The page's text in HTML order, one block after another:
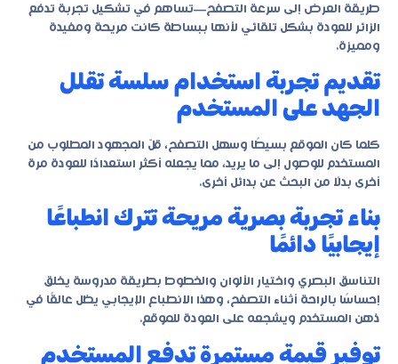
طريقة العرض إلى سرعة التصفح—تساهم في تشكيل تجربة تدفع
الزائر للعودة بشكل تلقائي لأنها ببساطة كانت مريحة ومفيدة
ومميزة.
تقديم تجربة استخدام سلسة تقلل
الجهد على المستخدم
كلما كان الموقع بسيطًا وسهل التصفح، قلّ المجهود المطلوب من
المستخدم للوصول إلى ما يريد، مما يجعله أكثر استعدادًا للعودة مرة
أخرى بدلًا من البحث عن بدائل أخرى.
بناء تجربة بصرية مريحة تترك انطباعًا
إيجابيًا دائمًا
التناسق البصري واختيار الألوان والخطوط بطريقة مدروسة يخلق
إحساسًا بالراحة أثناء التصفح، وهذا الانطباع الإيجابي يظل عالقًا في
ذهن المستخدم ويشجعه على العودة للموقع.
توفير قيمة مستمرة تدفع المستخدم